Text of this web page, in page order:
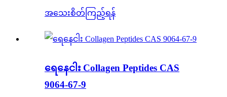
အသေးစိတ်ကြည့်ရန်
ရေနေငါး Collagen Peptides CAS
9064-67-9